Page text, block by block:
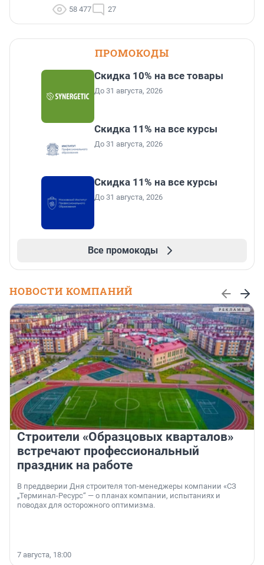
58 477 27
ПРОМОКОДЫ
Скидка 10% на все товары
До 31 августа, 2026
Скидка 11% на все курсы
До 31 августа, 2026
Скидка 11% на все курсы
До 31 августа, 2026
Все промокоды
НОВОСТИ КОМПАНИЙ
Строители «Образцовых кварталов»
встречают профессиональный
праздник на работе
В преддверии Дня строителя топ-менеджеры компании «СЗ
„Терминал-Ресурс“ — о планах компании, испытаниях и
поводах для осторожного оптимизма.
7 августа, 18:00